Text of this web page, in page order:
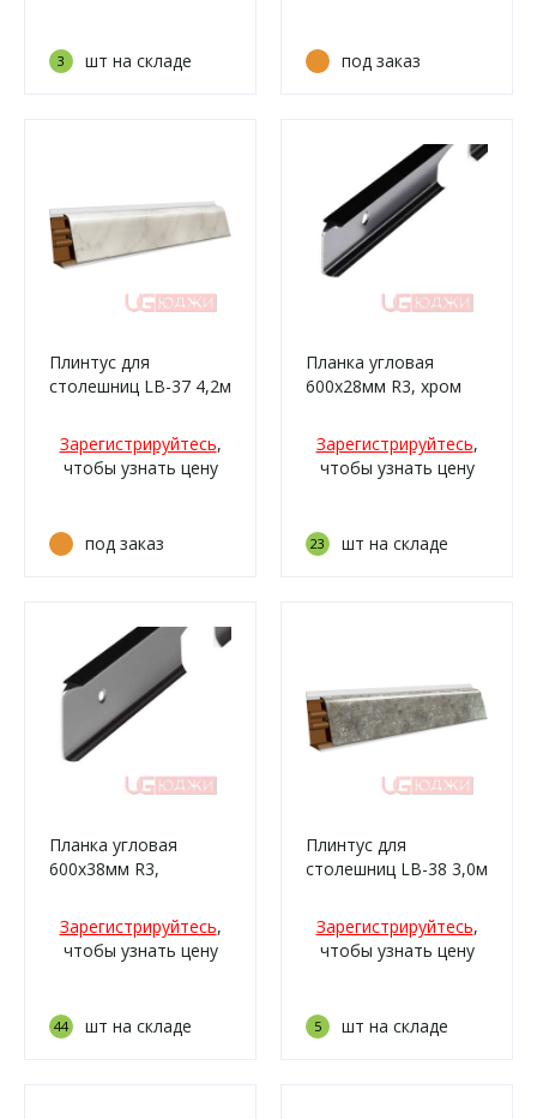
3 шт на складе под заказ
Плинтус для
столешниц LB-37 4,2м
(3027м, 3027г,
930м/476)
Зарегистрируйтесь,
чтобы узнать цену
под заказ
Планка угловая
600х28мм R3, хром
Зарегистрируйтесь,
чтобы узнать цену
23 шт на складе
Планка угловая
600х38мм R3,
Зарегистрируйтесь,
чтобы узнать цену
44 шт на складе
Плинтус для
столешниц LB-38 3,0м
(4057м/210)
Зарегистрируйтесь,
чтобы узнать цену
5 шт на складе